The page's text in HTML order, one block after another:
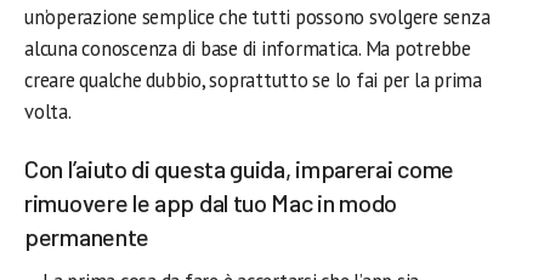
un’operazione semplice che tutti possono svolgere senza
alcuna conoscenza di base di informatica. Ma potrebbe
creare qualche dubbio, soprattutto se lo fai per la prima
volta.
Con l’aiuto di questa guida, imparerai come
rimuovere le app dal tuo Mac in modo
permanente